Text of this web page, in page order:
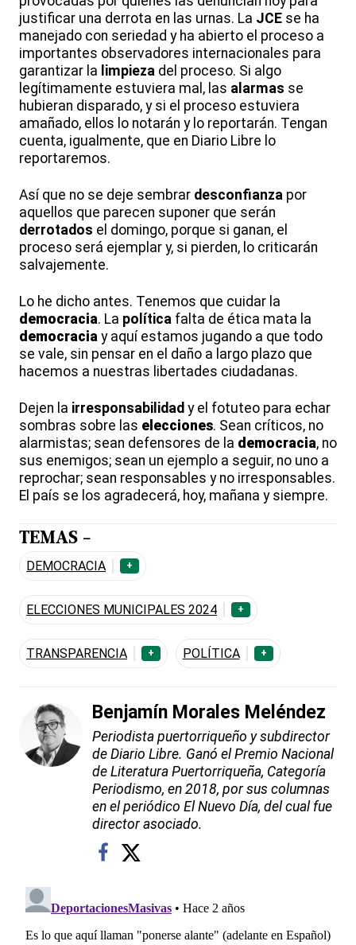
justificar una derrota en las urnas. La JCE se ha
manejado con seriedad y ha abierto el proceso a
importantes observadores internacionales para
garantizar la limpieza del proceso. Si algo
legítimamente estuviera mal, las alarmas se
hubieran disparado, y si el proceso estuviera
amañado, ellos lo notarán y lo reportarán. Tengan
cuenta, igualmente, que en Diario Libre lo
reportaremos.
Así que no se deje sembrar desconfianza por
aquellos que parecen suponer que serán
derrotados el domingo, porque si ganan, el
proceso será ejemplar y, si pierden, lo criticarán
salvajemente.
Lo he dicho antes. Tenemos que cuidar la
democracia. La política falta de ética mata la
democracia y aquí estamos jugando a que todo
se vale, sin pensar en el daño a largo plazo que
hacemos a nuestras libertades ciudadanas.
Dejen la irresponsabilidad y el fotuteo para echar
sombras sobre las elecciones. Sean críticos, no
alarmistas; sean defensores de la democracia, no
sus enemigos; sean un ejemplo a seguir, no uno a
reprochar; sean responsables y no irresponsables.
El país se los agradecerá, hoy, mañana y siempre.
TEMAS -
DEMOCRACIA +
ELECCIONES MUNICIPALES 2024 +
TRANSPARENCIA + POLÍTICA +
Benjamín Morales Meléndez
Periodista puertorriqueño y subdirector
de Diario Libre. Ganó el Premio Nacional
de Literatura Puertorriqueña, Categoría
Periodismo, en 2018, por sus columnas
en el periódico El Nuevo Día, del cual fue
director asociado.